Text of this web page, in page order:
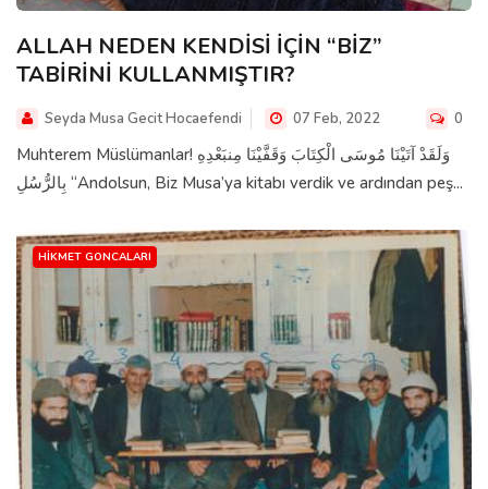
ALLAH NEDEN KENDİSİ İÇİN “BİZ”
TABİRİNİ KULLANMIŞTIR?
Seyda Musa Gecit Hocaefendi 07 Feb, 2022 0
Muhterem Müslümanlar! وَلَقَدْ آتَيْنَا مُوسَى الْكِتَابَ وَقَفَّيْنَا مِنبَعْدِهِ
بِالرُّسُلِ “Andolsun, Biz Musa’ya kitabı verdik ve ardından peş...
HIKMET GONCALARI